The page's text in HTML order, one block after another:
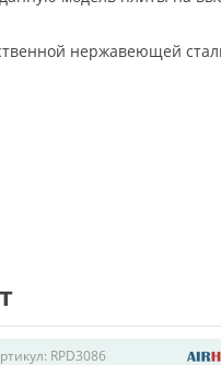
нержавеющей
RPD3086